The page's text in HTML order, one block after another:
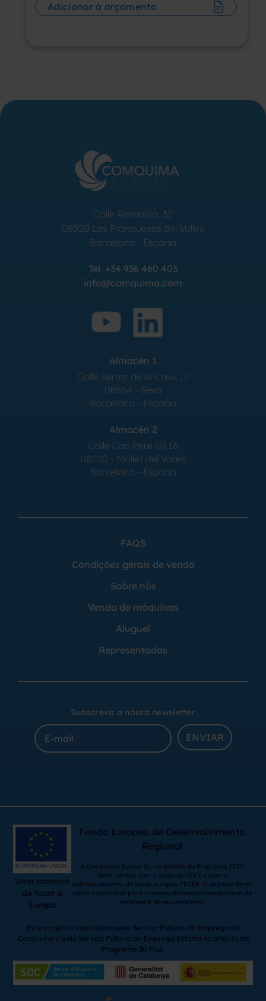
Adicionar à orçamento
Calle Alemania, 32
08520 Les Franqueses del Valles
Barcelona - España
Tel. +34 936 460 403
info@comquima.com
Almacén 1
Calle Serrat de la Creu, 17
08554 - Seva
Barcelona - España
Almacén 2
Calle Can Pere Gil 16
08100 - Mollet del Vallés
Barcelona - España
FAQS
Condições gerais de venda
Sobre nós
Venda de máquinas
Aluguel
Representadas
Subscreva a nossa newsletter
ENVIAR
Uma maneira
de fazer a
Europa
Fundo Europeu de Desenvolvimento
Regional
A Comquima Europe SL, no âmbito do Programa ICEX
Next, contou com o apoio do ICEX e com o
cofinanciamento do fundo europeu FEDER. O objetivo deste
apoio é contribuir para o desenvolvimento internacional da
empresa e do seu ambiente.
Este projeto é subsidiado pelo Serviço Público de Emprego da
Catalunha e pelo Serviço Público de Emprego Estatal no âmbito do
Programa 30 Plus.